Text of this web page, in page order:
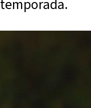
temporada.